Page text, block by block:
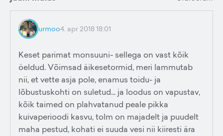
urmoo4. apr 2018 18:01
Keset parimat monsuuni- sellega on vast kõik
öeldud. Võimsad äikesetormid, meri lammutab
nii, et vette asja pole, enamus toidu- ja
lõbustuskohti on suletud... ja loodus on vapustav,
kõik taimed on plahvatanud peale pikka
kuivaperioodi kasvu, tolm on majadelt ja puudelt
maha pestud, kohati ei suuda vesi nii kiiresti ära